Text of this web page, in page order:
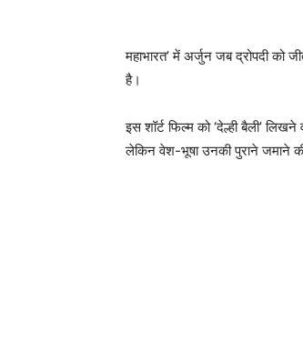
महाभारत’ में अर्जुन जब द्रोपदी को
है।
इस ‍‍शॉर्ट फिल्म को ‘देल्ही बैली’
लेकिन वेश-भूषा उनकी पुराने जमाने